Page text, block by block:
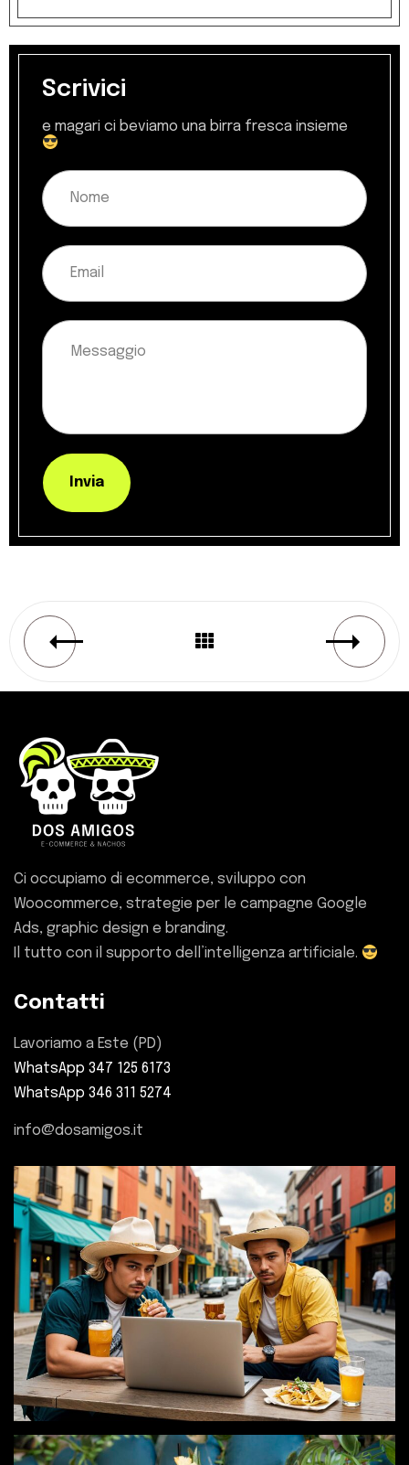
Scrivici
e magari ci beviamo una birra fresca insieme
Invia
Ci occupiamo di ecommerce, sviluppo con
Woocommerce, strategie per le campagne Google
Ads, graphic design e branding.
Il tutto con il supporto dell’intelligenza artificiale.
Contatti
Lavoriamo a Este (PD)
WhatsApp 347 125 6173
WhatsApp 346 311 5274
info@dosamigos.it